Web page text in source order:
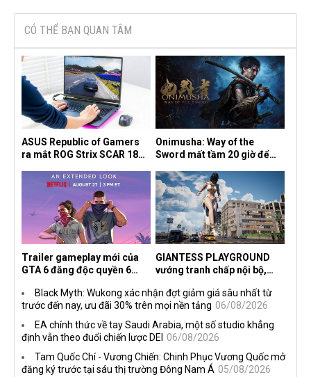
CÓ THỂ BẠN QUAN TÂM
ASUS Republic of Gamers
ra mắt ROG Strix SCAR 18
Onimusha: Way of the
Sword mất tầm 20 giờ để
dành cho newbie và lão làng
Trailer gameplay mới của
GTA 6 đăng độc quyền 6
đang quá tham?
GIANTESS PLAYGROUND
vướng tranh chấp nội bộ,
ngầm chiếm đoạt doanh thu
Black Myth: Wukong xác nhận đợt giảm giá sâu nhất từ
trước đến nay, ưu đãi 30% trên mọi nền tảng 06/08/2026
EA chính thức về tay Saudi Arabia, một số studio khẳng
định vẫn theo đuổi chiến lược DEI
06/08/2026
Tam Quốc Chí - Vương Chiến: Chinh Phục Vương Quốc mở
đăng ký trước tại sáu thị trường Đông Nam Á 05/08/2026